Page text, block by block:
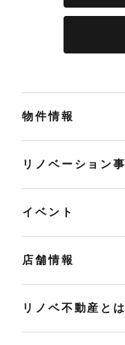
物件情報
リノベーション事
イベント
店舗情報
リノベ不動産とは